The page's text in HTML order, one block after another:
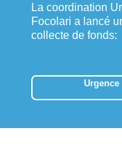
La coordination
Focolari a lancé
collecte de fonds: